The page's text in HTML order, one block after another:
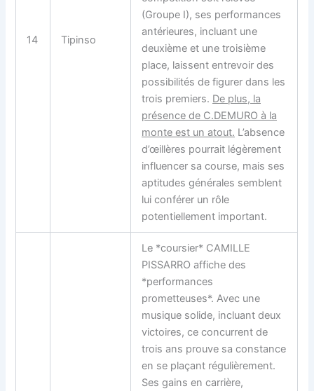
14 Tipinso
(Groupe I), ses performances
antérieures, incluant une
deuxième et une troisième
place, laissent entrevoir des
possibilités de figurer dans les
trois premiers. De plus, la
présence de C.DEMURO à la
monte est un atout. L’absence
d’œillères pourrait légèrement
influencer sa course, mais ses
aptitudes générales semblent
lui conférer un rôle
potentiellement important.
Le *coursier* CAMILLE
PISSARRO affiche des
*performances
prometteuses*. Avec une
musique solide, incluant deux
victoires, ce concurrent de
trois ans prouve sa constance
en se plaçant régulièrement.
Ses gains en carrière,